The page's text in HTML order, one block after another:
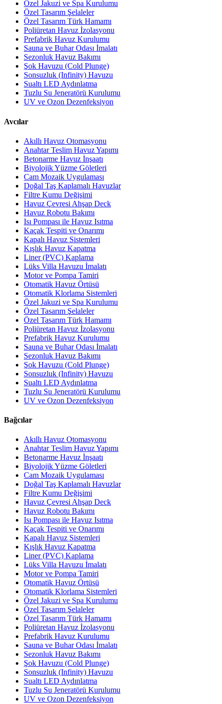
Özel Jakuzi ve Spa Kurulumu
Özel Tasarım Şelaleler
Özel Tasarım Türk Hamamı
Poliüretan Havuz İzolasyonu
Prefabrik Havuz Kurulumu
Sauna ve Buhar Odası İmalatı
Sezonluk Havuz Bakımı
Şok Havuzu (Cold Plunge)
Sonsuzluk (Infinity) Havuzu
Sualtı LED Aydınlatma
Tuzlu Su Jeneratörü Kurulumu
UV ve Ozon Dezenfeksiyon
Avcılar
Akıllı Havuz Otomasyonu
Anahtar Teslim Havuz Yapımı
Betonarme Havuz İnşaatı
Biyolojik Yüzme Göletleri
Cam Mozaik Uygulaması
Doğal Taş Kaplamalı Havuzlar
Filtre Kumu Değişimi
Havuz Çevresi Ahşap Deck
Havuz Robotu Bakımı
Isı Pompası ile Havuz Isıtma
Kaçak Tespiti ve Onarımı
Kapalı Havuz Sistemleri
Kışlık Havuz Kapatma
Liner (PVC) Kaplama
Lüks Villa Havuzu İmalatı
Motor ve Pompa Tamiri
Otomatik Havuz Örtüsü
Otomatik Klorlama Sistemleri
Özel Jakuzi ve Spa Kurulumu
Özel Tasarım Şelaleler
Özel Tasarım Türk Hamamı
Poliüretan Havuz İzolasyonu
Prefabrik Havuz Kurulumu
Sauna ve Buhar Odası İmalatı
Sezonluk Havuz Bakımı
Şok Havuzu (Cold Plunge)
Sonsuzluk (Infinity) Havuzu
Sualtı LED Aydınlatma
Tuzlu Su Jeneratörü Kurulumu
UV ve Ozon Dezenfeksiyon
Bağcılar
Akıllı Havuz Otomasyonu
Anahtar Teslim Havuz Yapımı
Betonarme Havuz İnşaatı
Biyolojik Yüzme Göletleri
Cam Mozaik Uygulaması
Doğal Taş Kaplamalı Havuzlar
Filtre Kumu Değişimi
Havuz Çevresi Ahşap Deck
Havuz Robotu Bakımı
Isı Pompası ile Havuz Isıtma
Kaçak Tespiti ve Onarımı
Kapalı Havuz Sistemleri
Kışlık Havuz Kapatma
Liner (PVC) Kaplama
Lüks Villa Havuzu İmalatı
Motor ve Pompa Tamiri
Otomatik Havuz Örtüsü
Otomatik Klorlama Sistemleri
Özel Jakuzi ve Spa Kurulumu
Özel Tasarım Şelaleler
Özel Tasarım Türk Hamamı
Poliüretan Havuz İzolasyonu
Prefabrik Havuz Kurulumu
Sauna ve Buhar Odası İmalatı
Sezonluk Havuz Bakımı
Şok Havuzu (Cold Plunge)
Sonsuzluk (Infinity) Havuzu
Sualtı LED Aydınlatma
Tuzlu Su Jeneratörü Kurulumu
UV ve Ozon Dezenfeksiyon